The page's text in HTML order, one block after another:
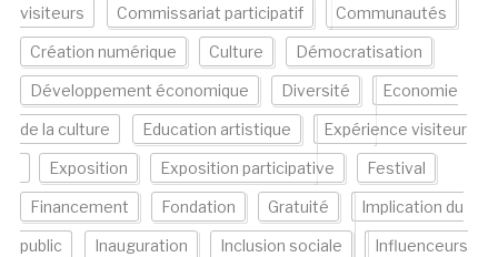
visiteurs Commissariat participatif Communautés
Création numérique Culture Démocratisation
Développement économique Diversité Economie
de la culture Education artistique Expérience visiteur
Exposition Exposition participative Festival
Financement Fondation Gratuité Implication du
public Inauguration Inclusion sociale Influenceurs